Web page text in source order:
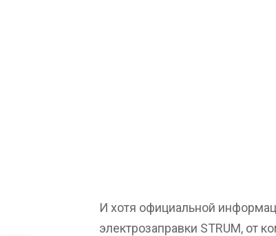
И хотя официальной
электрозаправки STRUM, от